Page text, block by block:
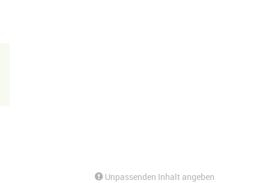
Unpassenden Inhalt angeben